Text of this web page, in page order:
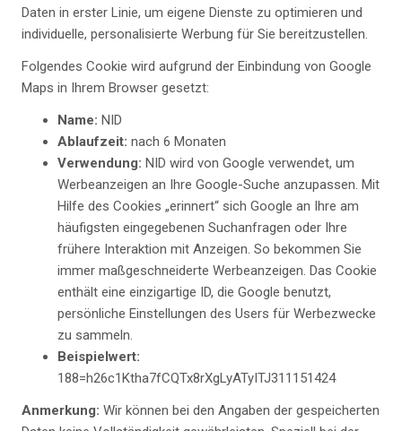
Daten in erster Linie, um eigene Dienste zu optimieren und
individuelle, personalisierte Werbung für Sie bereitzustellen.
Folgendes Cookie wird aufgrund der Einbindung von Google
Maps in Ihrem Browser gesetzt:
Name: NID
Ablaufzeit: nach 6 Monaten
Verwendung: NID wird von Google verwendet, um
Werbeanzeigen an Ihre Google-Suche anzupassen. Mit
Hilfe des Cookies „erinnert“ sich Google an Ihre am
häufigsten eingegebenen Suchanfragen oder Ihre
frühere Interaktion mit Anzeigen. So bekommen Sie
immer maßgeschneiderte Werbeanzeigen. Das Cookie
enthält eine einzigartige ID, die Google benutzt,
persönliche Einstellungen des Users für Werbezwecke
zu sammeln.
Beispielwert:
188=h26c1Ktha7fCQTx8rXgLyATyITJ311151424
Anmerkung: Wir können bei den Angaben der gespeicherten